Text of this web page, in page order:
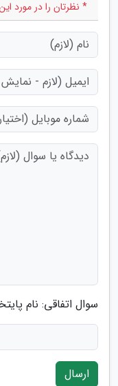
* نظرتان را در مورد
سوال اتفاقی: نام
ارسال